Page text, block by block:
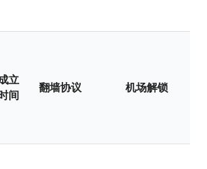
立
间
翻墙协议 机场解锁